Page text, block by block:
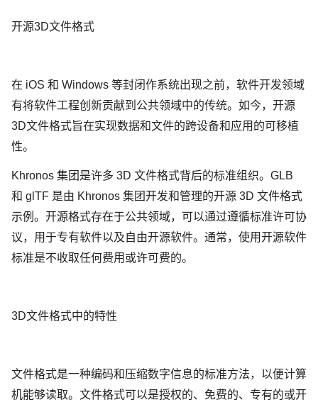
开源3D文件格式
在 iOS 和 Windows 等封闭作系统出现之前，软件开发领域
有将软件工程创新贡献到公共领域中的传统。如今，开源
3D文件格式旨在实现数据和文件的跨设备和应用的可移植
性。
Khronos 集团是许多 3D 文件格式背后的标准组织。GLB
和 glTF 是由 Khronos 集团开发和管理的开源 3D 文件格式
示例。开源格式存在于公共领域，可以通过遵循标准许可协
议，用于专有软件以及自由开源软件。通常，使用开源软件
标准是不收取任何费用或许可费的。
3D文件格式中的特性
文件格式是一种编码和压缩数字信息的标准方法，以便计算
机能够读取。文件格式可以是授权的、免费的、专有的或开